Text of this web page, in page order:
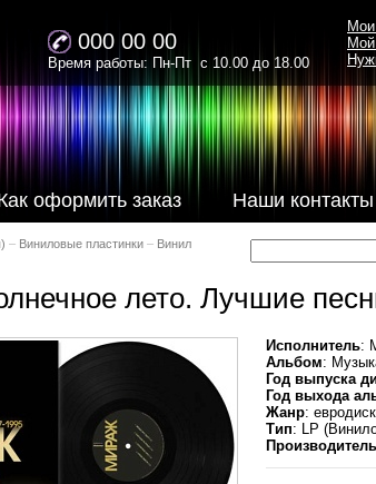
000 00 00
Время работы: Пн-Пт с 10.00 до 18.00
оформить заказ Наши контакты
Мой
– Виниловые пластинки – Винил
лето. Лучшие
Исполнитель:
Альбом:
Год выпуска
Год выхода
Жанр:
Тип: LP
Производитель